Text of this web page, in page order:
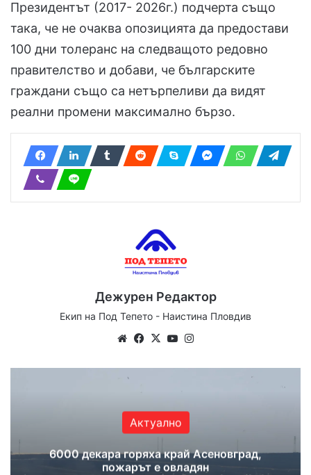
Президентът (2017- 2026г.) подчерта също
така, че не очаква опозицията да предостави
100 дни толеранс на следващото редовно
правителство и добави, че българските
граждани също са нетърпеливи да видят
реални промени максимално бързо.
Дежурен Редактор
Екип на Под Тепето - Наистина Пловдив
WebsiteFacebook
X YouTube
Актуално
6000 декара горяха край Асеновград,
пожарът е овладян